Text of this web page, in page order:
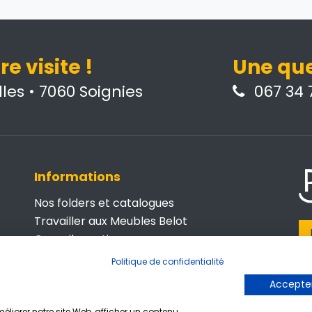
visite !
• 7060 Soignies
Une
067 34
Informations
Nos folders et catalogues
Travailler aux Meubles Belot
Conseils pratiques
Politique de confidentialité